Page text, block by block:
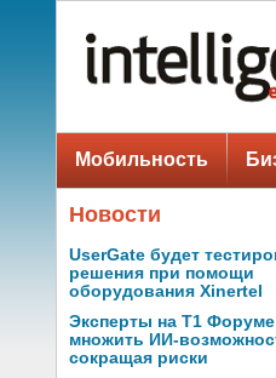
Мобильность
Новости
UserGate будет
решения при помощи
оборудования Xinertel
Эксперты на Т1
множить ИИ-
сокращая риски